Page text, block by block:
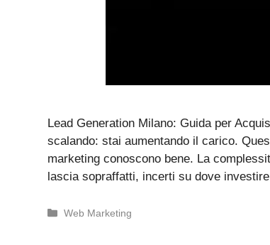
Lead Generation Milano: Guida per
scalando: stai aumentando il carico.
marketing conoscono bene. La
lascia sopraffatti, incerti su dove
Categorie
Web Marketing